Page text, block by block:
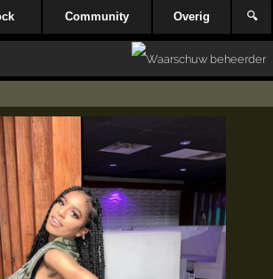
Community Overig 🔍